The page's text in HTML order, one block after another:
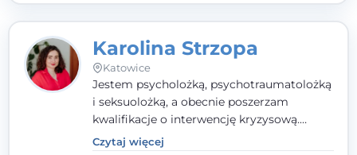
Karolina Strzopa
Katowice
Jestem psycholożką, psychotraumatolożką
i seksuolożką, a obecnie poszerzam
kwalifikacje o interwencję kryzysową.
Pracuję w nurcie terapii trzeciej fali, łącząc
Czytaj więcej